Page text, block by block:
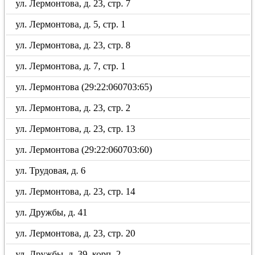
ул. Лермонтова, д. 23, стр. 7
ул. Лермонтова, д. 5, стр. 1
ул. Лермонтова, д. 23, стр. 8
ул. Лермонтова, д. 7, стр. 1
ул. Лермонтова (29:22:060703:65)
ул. Лермонтова, д. 23, стр. 2
ул. Лермонтова, д. 23, стр. 13
ул. Лермонтова (29:22:060703:60)
ул. Трудовая, д. 6
ул. Лермонтова, д. 23, стр. 14
ул. Дружбы, д. 41
ул. Лермонтова, д. 23, стр. 20